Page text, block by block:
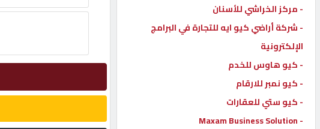
إتصل
بنا
إعلانات
- مركز الخراشي للأسنان
- شركة أراضي كيو ايه للتجارة في البرامج
الإلكترونية
- كيو هاوس للخدم
- كيو نمبر للارقام
- كيو ستي للعقارات
- Maxam Business Solution